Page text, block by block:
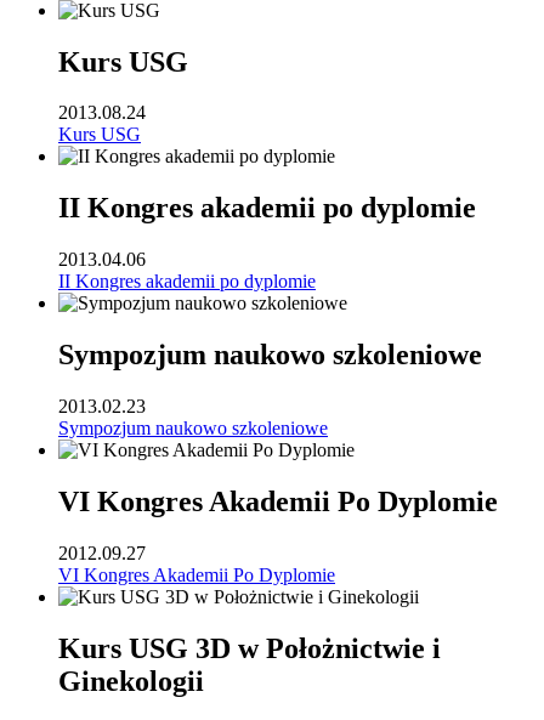
Kurs USG
2013.08.24
Kurs USG
II Kongres akademii po dyplomie
2013.04.06
II Kongres akademii po dyplomie
Sympozjum naukowo szkoleniowe
2013.02.23
Sympozjum naukowo szkoleniowe
VI Kongres Akademii Po Dyplomie
2012.09.27
VI Kongres Akademii Po Dyplomie
Kurs USG 3D w Położnictwie i
Ginekologii